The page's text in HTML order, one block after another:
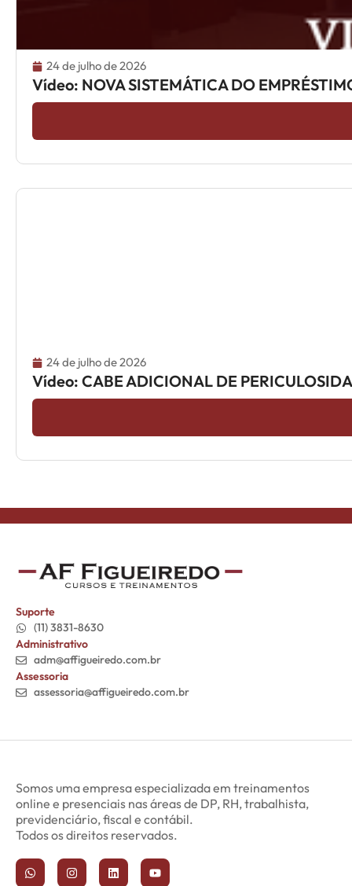
24 de julho de 2026
Vídeo: NOVA SISTEMÁTICA DO
24 de julho de 2026
Vídeo: CABE ADICIONAL DE
Suporte
(11) 3831-8630
Administrativo
adm@affigueiredo.com.br
Assessoria
assessoria@affigueiredo.com.br
Somos uma empresa especializada em treinamentos
online e presenciais nas áreas de DP, RH, trabalhista,
previdenciário, fiscal e contábil.
Todos os direitos reservados.